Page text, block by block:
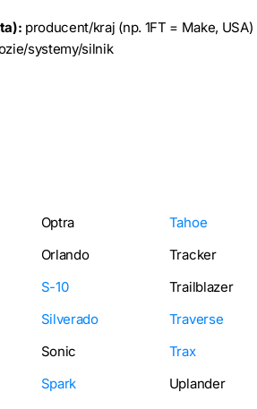
producent/kraj (np. 1FT = Make, USA)
systemy/silnik
Optra
Orlando
S-10
Silverado
Sonic
Spark
Tahoe
Tracker
Trailblazer
Traverse
Trax
Uplander